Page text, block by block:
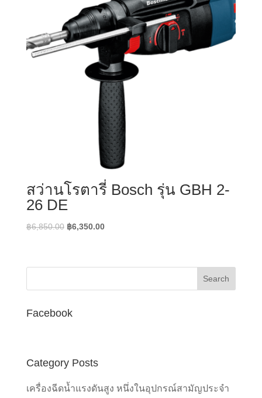
สว่านโรตารี่ Bosch รุ่น GBH 2-
26 DE
฿6,850.00 Original
฿6,850.00.
฿6,350.00Current
฿6,350.00.
Facebook
Category Posts
เครื่องฉีดน้ำแรงดันสูง หนึ่งในอุปกรณ์สามัญประจำ